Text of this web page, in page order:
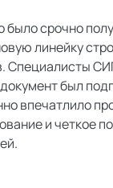
было срочно
линейку
Специалисты
был
впечатлило
и четкое